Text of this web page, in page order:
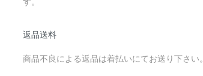
返品送料
商品不良による返品は着払いにてお送り下さい。